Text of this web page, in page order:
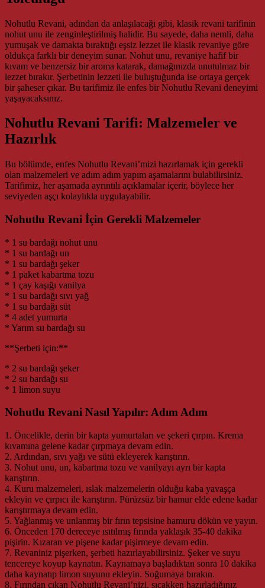
Nohutlu Revani, adından da anlaşılacağı gibi, klasik revani tarifinin
nohut unu ile zenginleştirilmiş halidir. Bu sayede, daha nemli, daha
yumuşak ve damakta bıraktığı eşsiz lezzet ile klasik revaniye göre
oldukça farklı bir deneyim sunar. Nohut unu, revaniye hafif bir
kıvam ve benzersiz bir aroma katarak, damağınızda unutulmaz bir
lezzet bırakır. Şerbetinin lezzeti ile buluştuğunda ise ortaya gerçek
bir şaheser çıkar. Bu tarifimiz ile enfes bir Nohutlu Revani deneyimi
yaşayacaksınız.
Nohutlu Revani Tarifi: Malzemeler ve
Hazırlık
Bu bölümde, enfes Nohutlu Revani’mizi hazırlamak için gerekli
olan malzemeleri ve adım adım yapım aşamalarını bulabilirsiniz.
Tarifimiz, her aşamada ayrıntılı açıklamalar içerir, böylece her
seviyeden aşçı kolaylıkla uygulayabilir.
Nohutlu Revani İçin Gerekli Malzemeler
* 1 su bardağı nohut unu
* 1 su bardağı un
* 1 su bardağı şeker
* 1 paket kabartma tozu
* 1 çay kaşığı vanilya
* 1 su bardağı sıvı yağ
* 1 su bardağı süt
* 4 adet yumurta
* Yarım su bardağı su
**Şerbeti için:**
* 2 su bardağı şeker
* 2 su bardağı su
* 1 limon suyu
Nohutlu Revani Nasıl Yapılır: Adım Adım
1. Öncelikle, derin bir kapta yumurtaları ve şekeri çırpın. Krema
kıvamına gelene kadar çırpmaya devam edin.
2. Ardından, sıvı yağı ve sütü ekleyerek karıştırın.
3. Nohut unu, un, kabartma tozu ve vanilyayı ayrı bir kapta
karıştırın.
4. Kuru malzemeleri, ıslak malzemelerin olduğu kaba yavaşça
ekleyin ve çırpıcı ile karıştırın. Pürüzsüz bir hamur elde edene kadar
karıştırmaya devam edin.
5. Yağlanmış ve unlanmış bir fırın tepsisine hamuru dökün ve yayın.
6. Önceden 170 dereceye ısıtılmış fırında yaklaşık 35-40 dakika
pişirin. Kızaran ve pişene kadar pişirmeye devam edin.
7. Revaniniz pişerken, şerbeti hazırlayabilirsiniz. Şeker ve suyu
tencereye koyup kaynatın. Kaynamaya başladıktan sonra 10 dakika
daha kaynatıp limon suyunu ekleyin. Soğumaya bırakın.
8. Fırından çıkan Nohutlu Revani’nizi, sıcakken hazırladığınız